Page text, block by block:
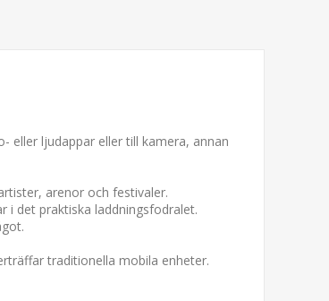
eller ljudappar eller till kamera, annan
arenor och festivaler.
i det praktiska laddningsfodralet.
traditionella mobila enheter.